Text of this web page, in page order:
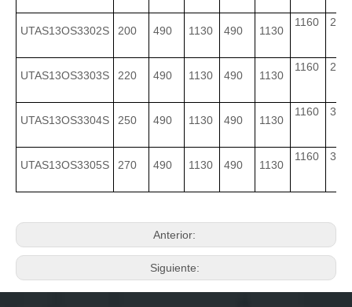
UTAS13OS3302S 200 490 1130 490 1130
1160 255
UTAS13OS3303S 220 490 1130 490 1130
1160 275
UTAS13OS3304S 250 490 1130 490 1130
1160 305
UTAS13OS3305S 270 490 1130 490 1130
1160 325
Anterior:
Siguiente: